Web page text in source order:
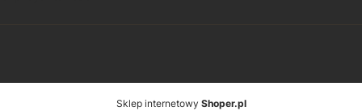
Sklep internetowy Shoper.pl